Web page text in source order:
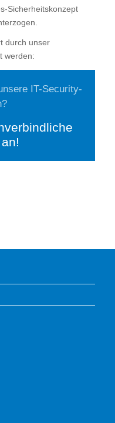
Sicherheitskonzept
durch unser
werden:
IT-Security-